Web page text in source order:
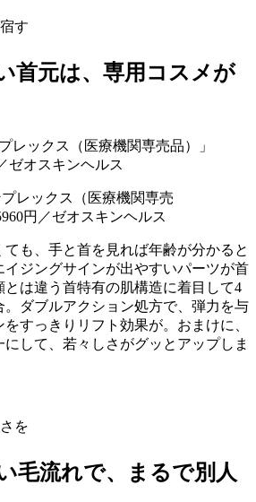
す
首元は、専用コスメが
レックス（医療機関専売
円／ゼオスキンヘルス
も、手と首を見れば年齢が分かると
ジングサインが出やすいパーツが首
は違う首特有の肌構造に着目して4
ダブルアクション処方で、弾力を与
すっきりリフト効果が。おまけに、
にして、若々しさがグッとアップしま
を
毛流れで、まるで別人